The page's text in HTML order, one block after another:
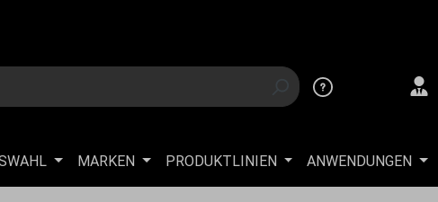
MARKEN PRODUKTLINIEN ANWENDUNGEN